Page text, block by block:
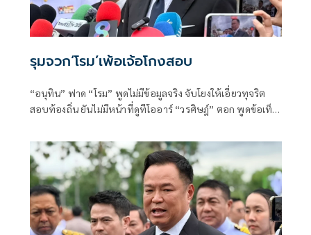
รุมจวก‘โรม’เพ้อเจ้อโกงสอบ
“อนุทิน” ฟาด “โรม” พูดไม่มีข้อมูลจริง จับโยงให้เอี่ยวทุจริต
สอบท้องถิ่น ยันไม่มีหน้าที่ดูทีโออาร์ “วรศิษฎ์” ตอก พูดข้อเท็จ